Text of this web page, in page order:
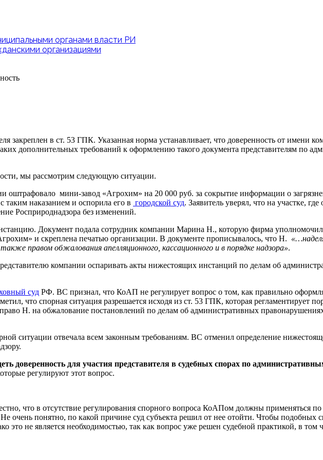
органами власти РИ
организациями
закреплен в ст. 53 ГПК. Указанная норма устанавливает, что доверенность от имени
дополнительных требований к оформлению такого документа представителям по
мы рассмотрим следующую ситуации.
оштрафовало мини-завод «Агрохим» на 20 000 руб. за сокрытие информации о
наказанием и оспорила его в городской суд. Заявитель уверял, что на участке,
Росприроднадзора без изменений.
Документ подала сотрудник компании Марина Н., которую фирма
и скреплена печатью организации. В документе прописывалось, что Н.
правом обжалования апелляционного, кассационного и в порядке надзора».
компании оспаривать акты нижестоящих инстанций по делам об
суд РФ. ВС признал, что КоАП не регулирует вопрос о том, как правильно
что спорная ситуация разрешается исходя из ст. 53 ГПК, которая регламентирует
Н. на обжалование постановлений по делам об административных
ситуации отвечала всем законным требованиям. ВС отменил определение
доверенность для участия представителя в судебных спорах по
регулируют этот вопрос.
что в отсутствие регулирования спорного вопроса КоАПом должны применяться
очень понятно, по какой причине суд субъекта решил от нее отойти. Чтобы подобных
это не является необходимостью, так как вопрос уже решен судебной практикой, в том